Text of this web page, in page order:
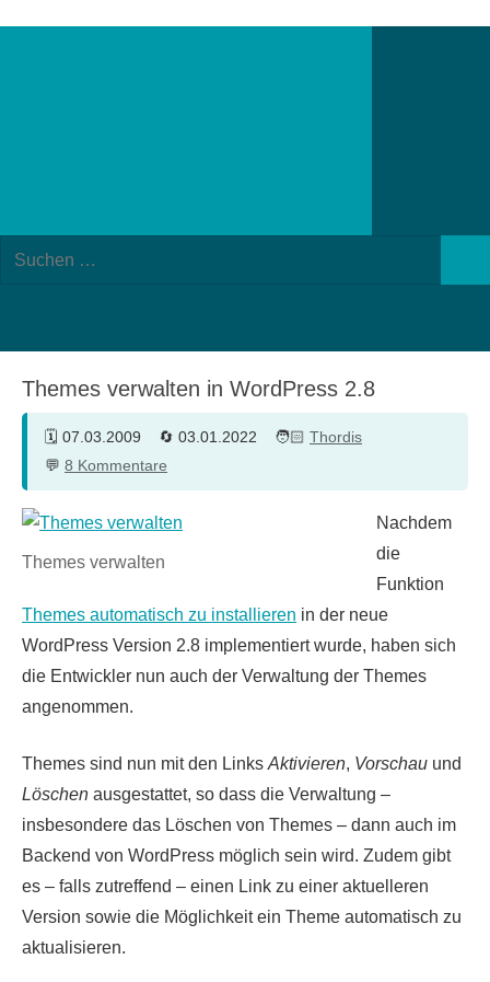
Suchen
Themes verwalten in WordPress 2.8
07.03.2009 03.01.2022
Thordis
8 Kommentare
Themes verwalten
Nachdem
die
Funktion
Themes automatisch zu installieren in der neue
WordPress Version 2.8 implementiert wurde, haben sich
die Entwickler nun auch der Verwaltung der Themes
angenommen.
Themes sind nun mit den Links Aktivieren, Vorschau und
Löschen ausgestattet, so dass die Verwaltung –
insbesondere das Löschen von Themes – dann auch im
Backend von WordPress möglich sein wird. Zudem gibt
es – falls zutreffend – einen Link zu einer aktuelleren
Version sowie die Möglichkeit ein Theme automatisch zu
aktualisieren.